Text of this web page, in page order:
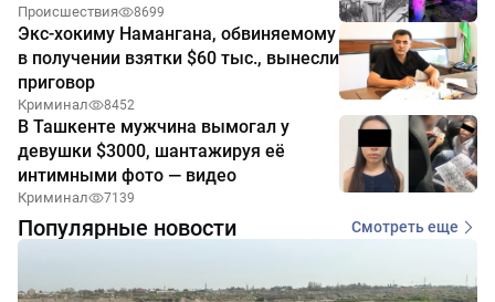
Происшествия 8699
Экс-хокиму Намангана, обвиняемому
в получении взятки $60 тыс., вынесли
приговор
Криминал 8452
В Ташкенте мужчина вымогал у
девушки $3000, шантажируя её
интимными фото — видео
Криминал 7139
Популярные новости Смотреть еще